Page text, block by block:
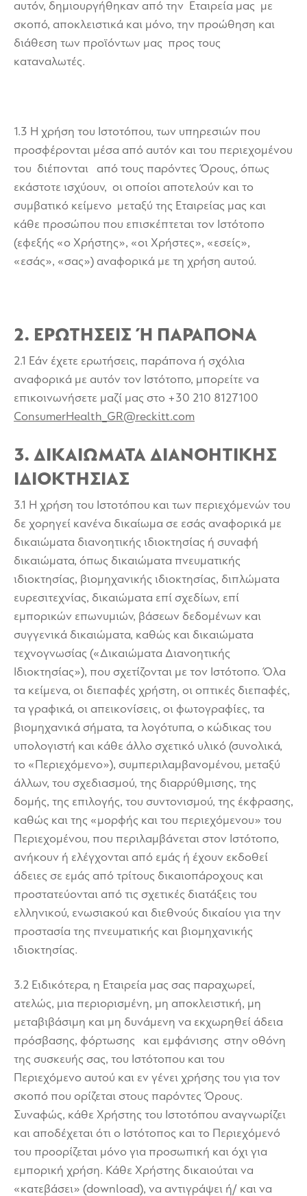
αυτόν, δημιουργήθηκαν από την Εταιρεία μας με
σκοπό, αποκλειστικά και μόνο, την προώθηση και
διάθεση των προϊόντων μας προς τους
καταναλωτές.
1.3 Η χρήση του Ιστοτόπου, των υπηρεσιών που
προσφέρονται μέσα από αυτόν και του περιεχομένου
του διέπονται από τους παρόντες Όρους, όπως
εκάστοτε ισχύουν, οι οποίοι αποτελούν και το
συμβατικό κείμενο μεταξύ της Εταιρείας μας και
κάθε προσώπου που επισκέπτεται τον Ιστότοπο
(εφεξής «ο Χρήστης», «οι Χρήστες», «εσείς»,
«εσάς», «σας») αναφορικά με τη χρήση αυτού.
2. ΕΡΩΤΗΣΕΙΣ Ή ΠΑΡΑΠΟΝΑ
2.1 Εάν έχετε ερωτήσεις, παράπονα ή σχόλια
αναφορικά με αυτόν τον Ιστότοπο, μπορείτε να
επικοινωνήσετε μαζί μας στο +30 210 8127100
ConsumerHealth_GR@reckitt.com
3. ΔΙΚΑΙΩΜΑΤΑ ΔΙΑΝΟΗΤΙΚΗΣ
ΙΔΙΟΚΤΗΣΙΑΣ
3.1 Η χρήση του Ιστοτόπου και των περιεχόμενών του
δε χορηγεί κανένα δικαίωμα σε εσάς αναφορικά με
δικαιώματα διανοητικής ιδιοκτησίας ή συναφή
δικαιώματα, όπως δικαιώματα πνευματικής
ιδιοκτησίας, βιομηχανικής ιδιοκτησίας, διπλώματα
ευρεσιτεχνίας, δικαιώματα επί σχεδίων, επί
εμπορικών επωνυμιών, βάσεων δεδομένων και
συγγενικά δικαιώματα, καθώς και δικαιώματα
τεχνογνωσίας («Δικαιώματα Διανοητικής
Ιδιοκτησίας»), που σχετίζονται με τον Ιστότοπο. Όλα
τα κείμενα, οι διεπαφές χρήστη, οι οπτικές διεπαφές,
τα γραφικά, οι απεικονίσεις, οι φωτογραφίες, τα
βιομηχανικά σήματα, τα λογότυπα, ο κώδικας του
υπολογιστή και κάθε άλλο σχετικό υλικό (συνολικά,
το «Περιεχόμενο»), συμπεριλαμβανομένου, μεταξύ
άλλων, του σχεδιασμού, της διαρρύθμισης, της
δομής, της επιλογής, του συντονισμού, της έκφρασης,
καθώς και της «μορφής και του περιεχόμενου» του
Περιεχομένου, που περιλαμβάνεται στον Ιστότοπο,
ανήκουν ή ελέγχονται από εμάς ή έχουν εκδοθεί
άδειες σε εμάς από τρίτους δικαιοπάροχους και
προστατεύονται από τις σχετικές διατάξεις του
ελληνικού, ενωσιακού και διεθνούς δικαίου για την
προστασία της πνευματικής και βιομηχανικής
ιδιοκτησίας.
3.2 Ειδικότερα, η Εταιρεία μας σας παραχωρεί,
ατελώς, μια περιορισμένη, μη αποκλειστική, μη
μεταβιβάσιμη και μη δυνάμενη να εκχωρηθεί άδεια
πρόσβασης, φόρτωσης και εμφάνισης στην οθόνη
της συσκευής σας, του Ιστότοπου και του
Περιεχόμενο αυτού και εν γένει χρήσης του για τον
σκοπό που ορίζεται στους παρόντες Όρους.
Συναφώς, κάθε Χρήστης του Ιστοτόπου αναγνωρίζει
και αποδέχεται ότι ο Ιστότοπος και το Περιεχόμενό
του προορίζεται μόνο για προσωπική και όχι για
εμπορική χρήση. Κάθε Χρήστης δικαιούται να
«κατεβάσει» (download), να αντιγράψει ή/ και να